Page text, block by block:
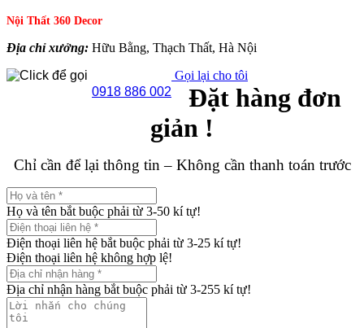
Nội Thất 360 Decor
Địa chỉ xưởng: Hữu Bằng, Thạch Thất, Hà Nội
0918 886 002
Gọi lại cho tôi
Đặt hàng đơn
giản !
Chỉ cần để lại thông tin – Không cần thanh toán trước
Họ và tên bắt buộc phải từ 3-50 kí tự!
Điện thoại liên hệ bắt buộc phải từ 3-25 kí tự!
Điện thoại liên hệ không hợp lệ!
Địa chỉ nhận hàng bắt buộc phải từ 3-255 kí tự!